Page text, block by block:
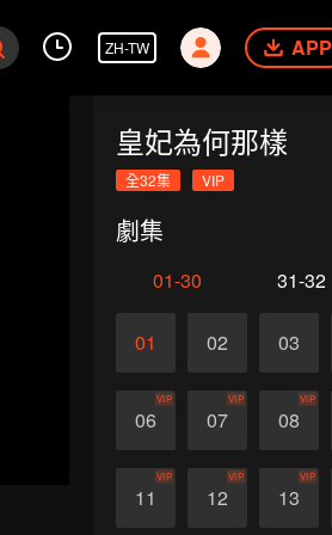
ZH-TW APP
皇妃為何那樣
全32集 VIP
劇集
01-30 31-32
01 02 03
06
VIP
07
VIP
08
VIP
11
VIP
12
VIP
13
VIP